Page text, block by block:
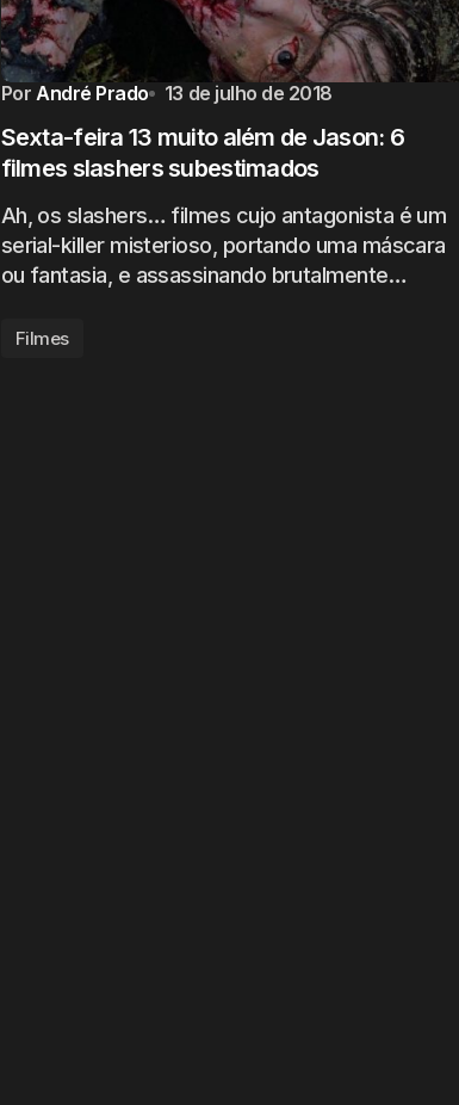
Por André Prado 13 de julho de 2018
Sexta-feira 13 muito além de Jason: 6
filmes slashers subestimados
Ah, os slashers… filmes cujo antagonista é um
serial-killer misterioso, portando uma máscara
ou fantasia, e assassinando brutalmente…
Filmes